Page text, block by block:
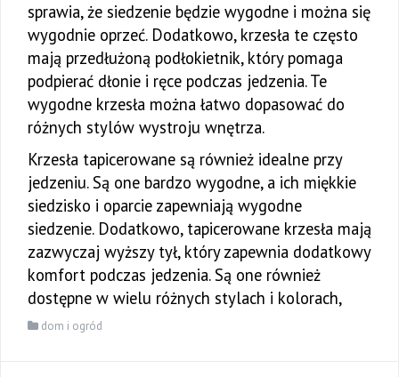
sprawia, że siedzenie będzie wygodne i można się
wygodnie oprzeć. Dodatkowo, krzesła te często
mają przedłużoną podłokietnik, który pomaga
podpierać dłonie i ręce podczas jedzenia. Te
wygodne krzesła można łatwo dopasować do
różnych stylów wystroju wnętrza.
Krzesła tapicerowane są również idealne przy
jedzeniu. Są one bardzo wygodne, a ich miękkie
siedzisko i oparcie zapewniają wygodne
siedzenie. Dodatkowo, tapicerowane krzesła mają
zazwyczaj wyższy tył, który zapewnia dodatkowy
komfort podczas jedzenia. Są one również
dostępne w wielu różnych stylach i kolorach,
dom i ogród